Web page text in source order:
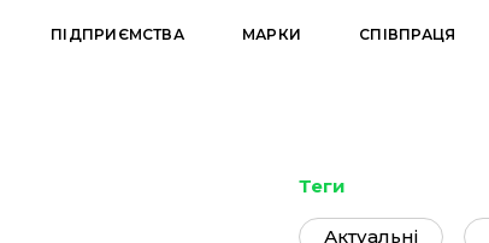
ПІДПРИЄМСТВА МАРКИ СПІВПРАЦЯ
Теги
Актуальні